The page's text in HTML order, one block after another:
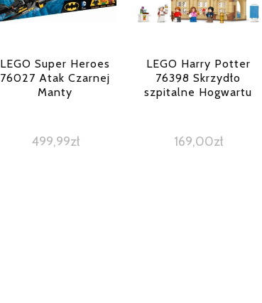
LEGO Super Heroes
76027 Atak Czarnej
Manty
499,99zł
LEGO Harry Potter
76398 Skrzydło
szpitalne Hogwartu
169,00zł